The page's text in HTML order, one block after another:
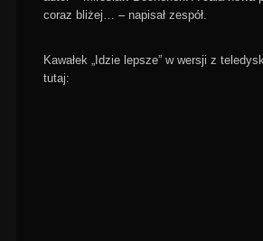
coraz bliżej… – napisał zespół.
Kawałek „Idzie lepsze” w wersji z
tutaj: